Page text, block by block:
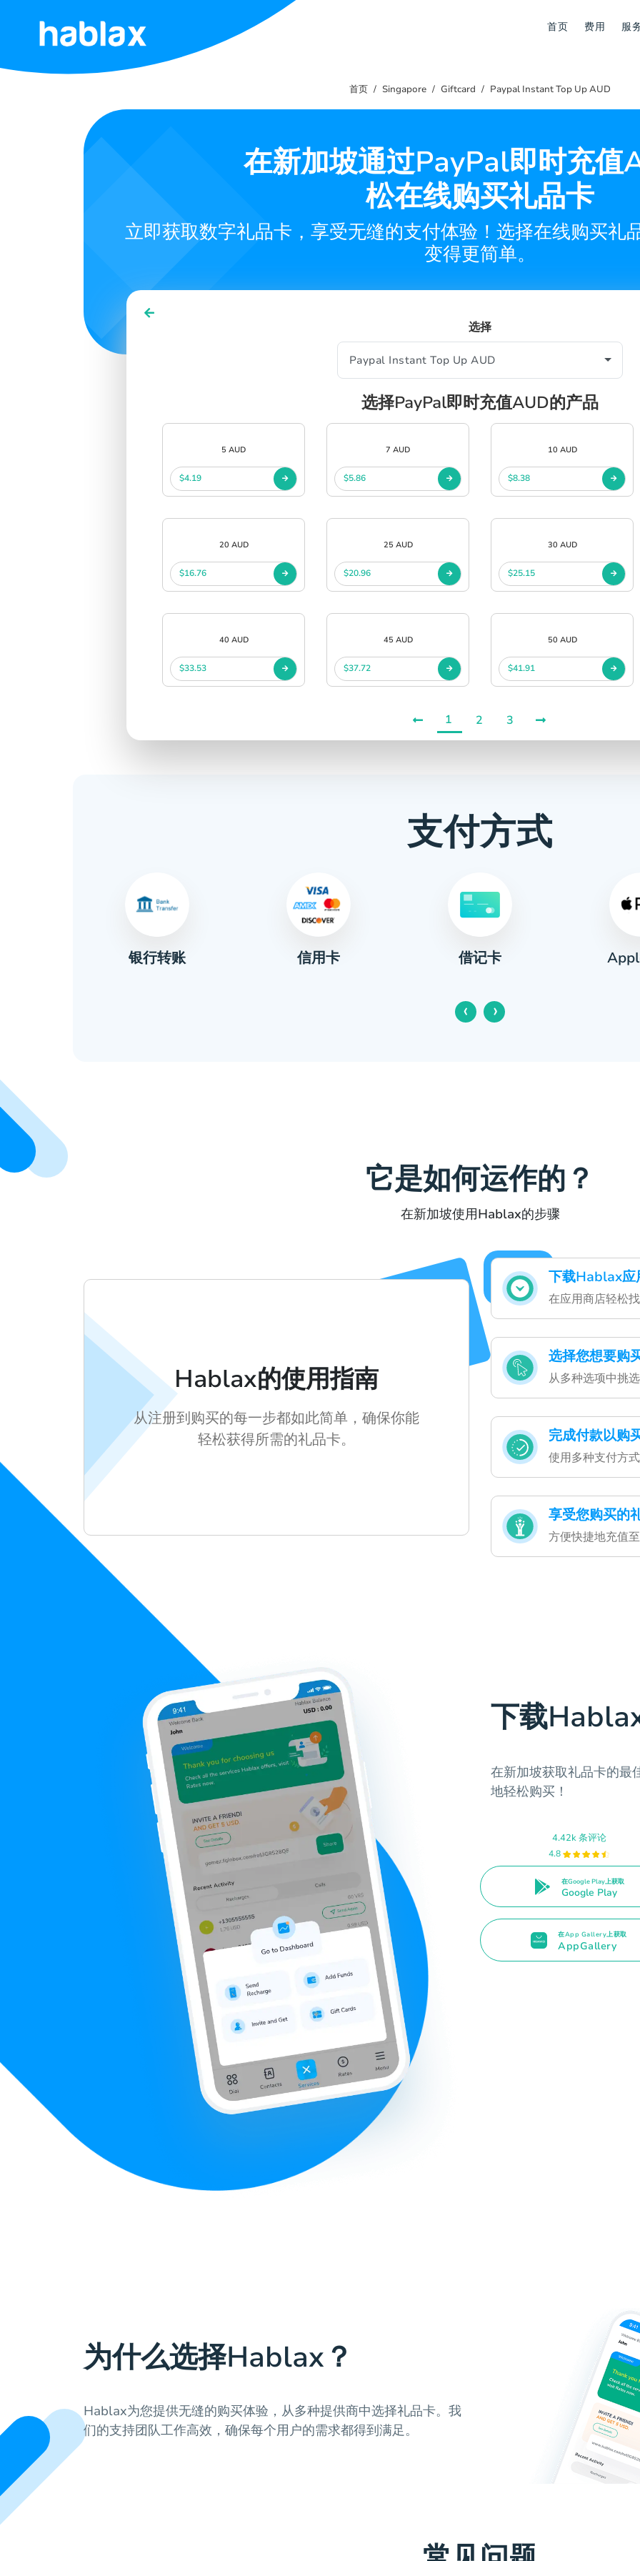
首页 费用 服
首
首页 Singapore Giftcard Paypal Instant Top Up AUD
在新加坡通过PayPal即时充值
松在线购买礼品卡
立即获取数字礼品卡，享受无缝的支付体验！选择在线购买礼
变得更简单。
选择
选择PayPal即时充值AUD的产品
5 AUD
$4.19
7 AUD
$5.86
10 AUD
$8.38
20 AUD
$16.76
25 AUD
$20.96
30 AUD
$25.15
40 AUD
$33.53
45 AUD
$37.72
50 AUD
$41.91
1 2 3
支付方式
银行转账 信用卡 借记卡
‹ ›
它是如何运作的？
在新加坡使用Hablax的步骤
下载Hablax应
在应用商店轻松
选择您想要购
从多种选项中挑
完成付款以购
使用多种支付方
享受您购买的
方便快捷地充值
Hablax的使用指南
从注册到购买的每一步都如此简单，确保你能
轻松获得所需的礼品卡。
下载
在新加坡获取礼品卡的最
地轻松购买！
4.42k 条评论
4.8
在Google Play上获取
Google Play
在App Gallery上获取
AppGallery
为什么选择Hablax？
Hablax为您提供无缝的购买体验，从多种提供商中选择礼品卡。我
们的支持团队工作高效，确保每个用户的需求都得到满足。